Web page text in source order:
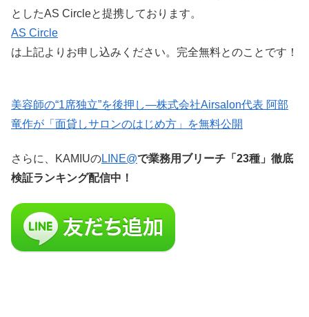
としたAS Circleと提携しております。
AS Circle
は上記よりお申し込みください。完全無料とのことです！
美容師の“1席独立”を後押し—株式会社Airsalon代表 阿部
竜作が「面貸しサロンのはじめ方」を無料公開
さらに、KAMIUのLINE@で業務用ブリーチ「23種」徹底
検証ランキング配信中！